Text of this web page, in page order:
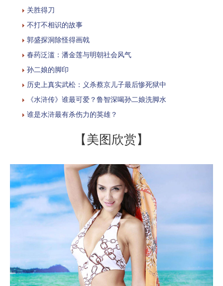
关胜得刀
不打不相识的故事
郭盛探洞除怪得画戟
春药泛滥：潘金莲与明朝社会风气
孙二娘的脚印
历史上真实武松：义杀蔡京儿子最后惨死狱中
《水浒传》谁最可爱？鲁智深喝孙二娘洗脚水
谁是水浒最有杀伤力的英雄？
【美图欣赏】